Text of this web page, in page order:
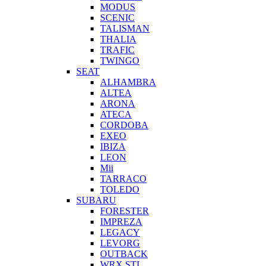
MODUS
SCENIC
TALISMAN
THALIA
TRAFIC
TWINGO
SEAT
ALHAMBRA
ALTEA
ARONA
ATECA
CORDOBA
EXEO
IBIZA
LEON
Mii
TARRACO
TOLEDO
SUBARU
FORESTER
IMPREZA
LEGACY
LEVORG
OUTBACK